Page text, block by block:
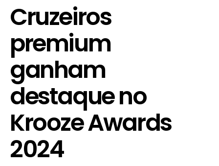
Cruzeiros
premium
ganham
destaque no
Krooze Awards
2024